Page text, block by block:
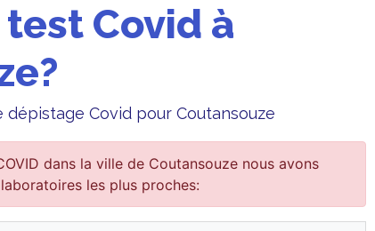
Covid à
Covid pour Coutansouze
dans la ville de Coutansouze nous avons
les plus proches: